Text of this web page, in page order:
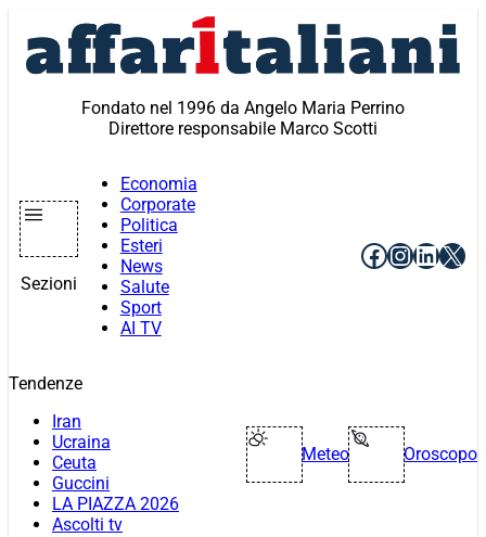
contenuto
Fondato nel 1996 da Angelo Maria Perrino
Direttore responsabile Marco Scotti
Sezioni
Economia
Corporate
Politica
Esteri
News
Salute
Sport
AI TV
Facebook
X
Tendenze
Iran
Ucraina
Ceuta
Guccini
LA PIAZZA 2026
Ascolti tv
Meteo Oroscopo